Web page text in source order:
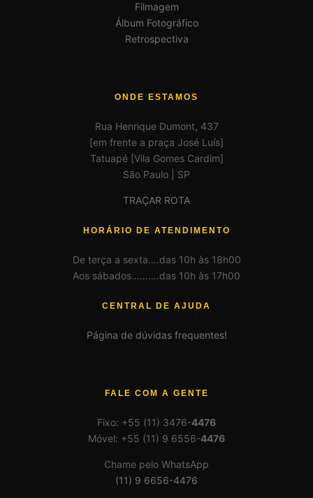
Filmagem
Álbum Fotográfico
Retrospectiva
ONDE ESTAMOS
Rua Henrique Dumont, 437
[em frente a praça José Luís]
Tatuapé [Vila Gomes Cardim]
São Paulo | SP
TRAÇAR ROTA
HORÁRIO DE ATENDIMENTO
De terça a sexta….das 10h às 18h00
Aos sábados……….das 10h às 17h00
CENTRAL DE AJUDA
Página de dúvidas frequentes!
FALE COM A GENTE
Fixo: +55 (11) 3476-4476
Móvel: +55 (11) 9 6556-4476
Chame pelo WhatsApp
(11) 9 6656-4476